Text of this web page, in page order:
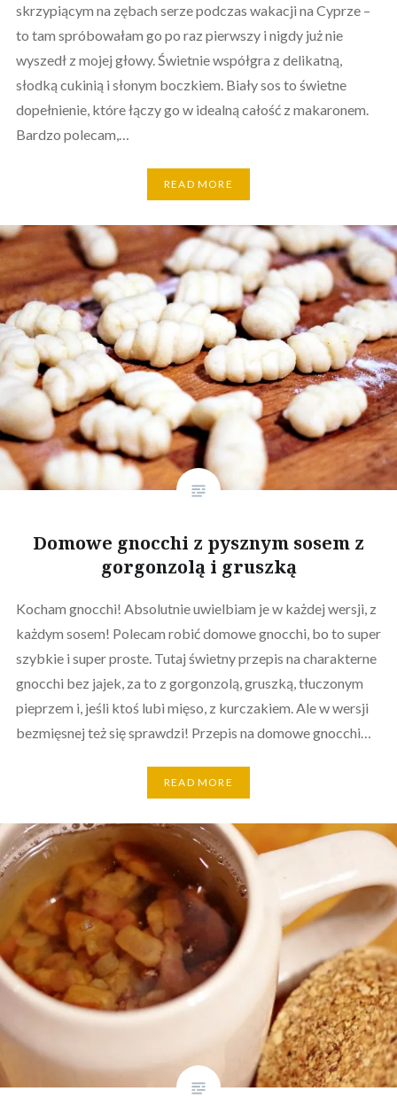
skrzypiącym na zębach serze podczas wakacji na Cyprze –
to tam spróbowałam go po raz pierwszy i nigdy już nie
wyszedł z mojej głowy. Świetnie współgra z delikatną,
słodką cukinią i słonym boczkiem. Biały sos to świetne
dopełnienie, które łączy go w idealną całość z makaronem.
Bardzo polecam,…
READ MORE
Domowe gnocchi z pysznym sosem z
gorgonzolą i gruszką
Kocham gnocchi! Absolutnie uwielbiam je w każdej wersji, z
każdym sosem! Polecam robić domowe gnocchi, bo to super
szybkie i super proste. Tutaj świetny przepis na charakterne
gnocchi bez jajek, za to z gorgonzolą, gruszką, tłuczonym
pieprzem i, jeśli ktoś lubi mięso, z kurczakiem. Ale w wersji
bezmięsnej też się sprawdzi! Przepis na domowe gnocchi…
READ MORE